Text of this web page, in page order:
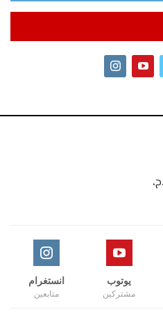
يوتوب
مشتركين
انستغرام
متابعين